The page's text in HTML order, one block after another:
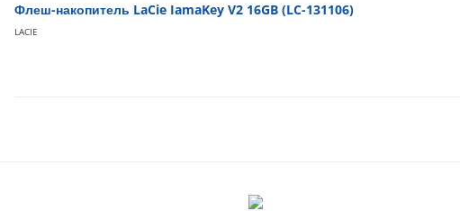
Флеш-накопитель LaCie IamaKey V2 16GB (LC-131106)
LACIE